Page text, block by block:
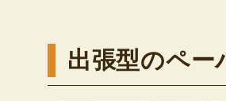
出張型のペー